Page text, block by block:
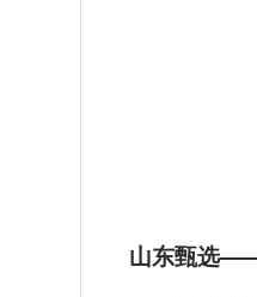
山东甄选